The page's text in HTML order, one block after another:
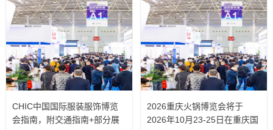
CHIC中国国际服装服饰博览
会指南，附交通指南+部分展
2026重庆火锅博览会将于
2026年10月23-25日在重庆国